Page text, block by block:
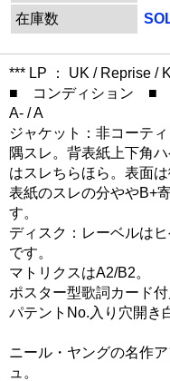
在庫数
*** LP ： UK / Reprise /
■ コンディション ■
A- / A
ジャケット：非コーテ
隅スレ。背表紙上下角
はスレちらほら。表面
表紙のスレの分ややB+
す。
ディスク：レーベルは
です。
マトリクスはA2/B2。
ポスター型歌詞カード付
パテントNo.入り穴開き
ニール・ヤングの名作
ュ。